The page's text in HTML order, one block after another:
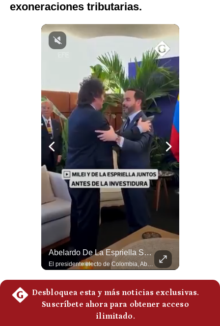
Gestión TV
gestion.pe
Privacidad
Preguntas
Frecuentes
exoneraciones tributarias.
Abelardo De La Espriella Se Reúne Con Javier Milei En Cali | Gestión Mundo
El presidente electo de Colombia, Abelardo de la Espriella, sostuvo una reunión bilateral en Cali con el mandatario argentino Javier Milei. El encuentro se dio pocas horas antes de la ceremonia de investidura presidencial para el periodo 2026-2030, marcando el inicio de una nueva alianza estratégica regional. #DeLaEspriella #JavierMilei #Colombia #Argentina #PoliticaLatina #Shorts 👉 Suscríbete y activa la campana para no perderte nuestro análisis diario. 🌎 Síguenos en nuestras redes sociales: 📌 Web oficial: https://gestion.pe/mundo/ 📌 LinkedIn: http://bit.ly/3HYIET0 📌 X (Twitter): http://bit.ly/4noZtX9 📌 TikTok: http://bit.ly/4evB6TO